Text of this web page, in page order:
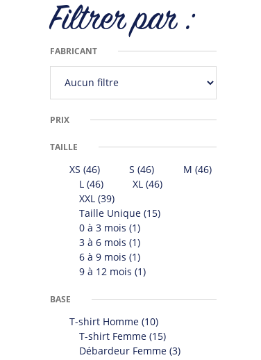
Filtrer par :
FABRICANT
PRIX
TAILLE
XS (46) S (46) M (46)
L (46) XL (46)
XXL (39)
Taille Unique (15)
0 à 3 mois (1)
3 à 6 mois (1)
6 à 9 mois (1)
9 à 12 mois (1)
BASE
T-shirt Homme (10)
T-shirt Femme (15)
Débardeur Femme (3)